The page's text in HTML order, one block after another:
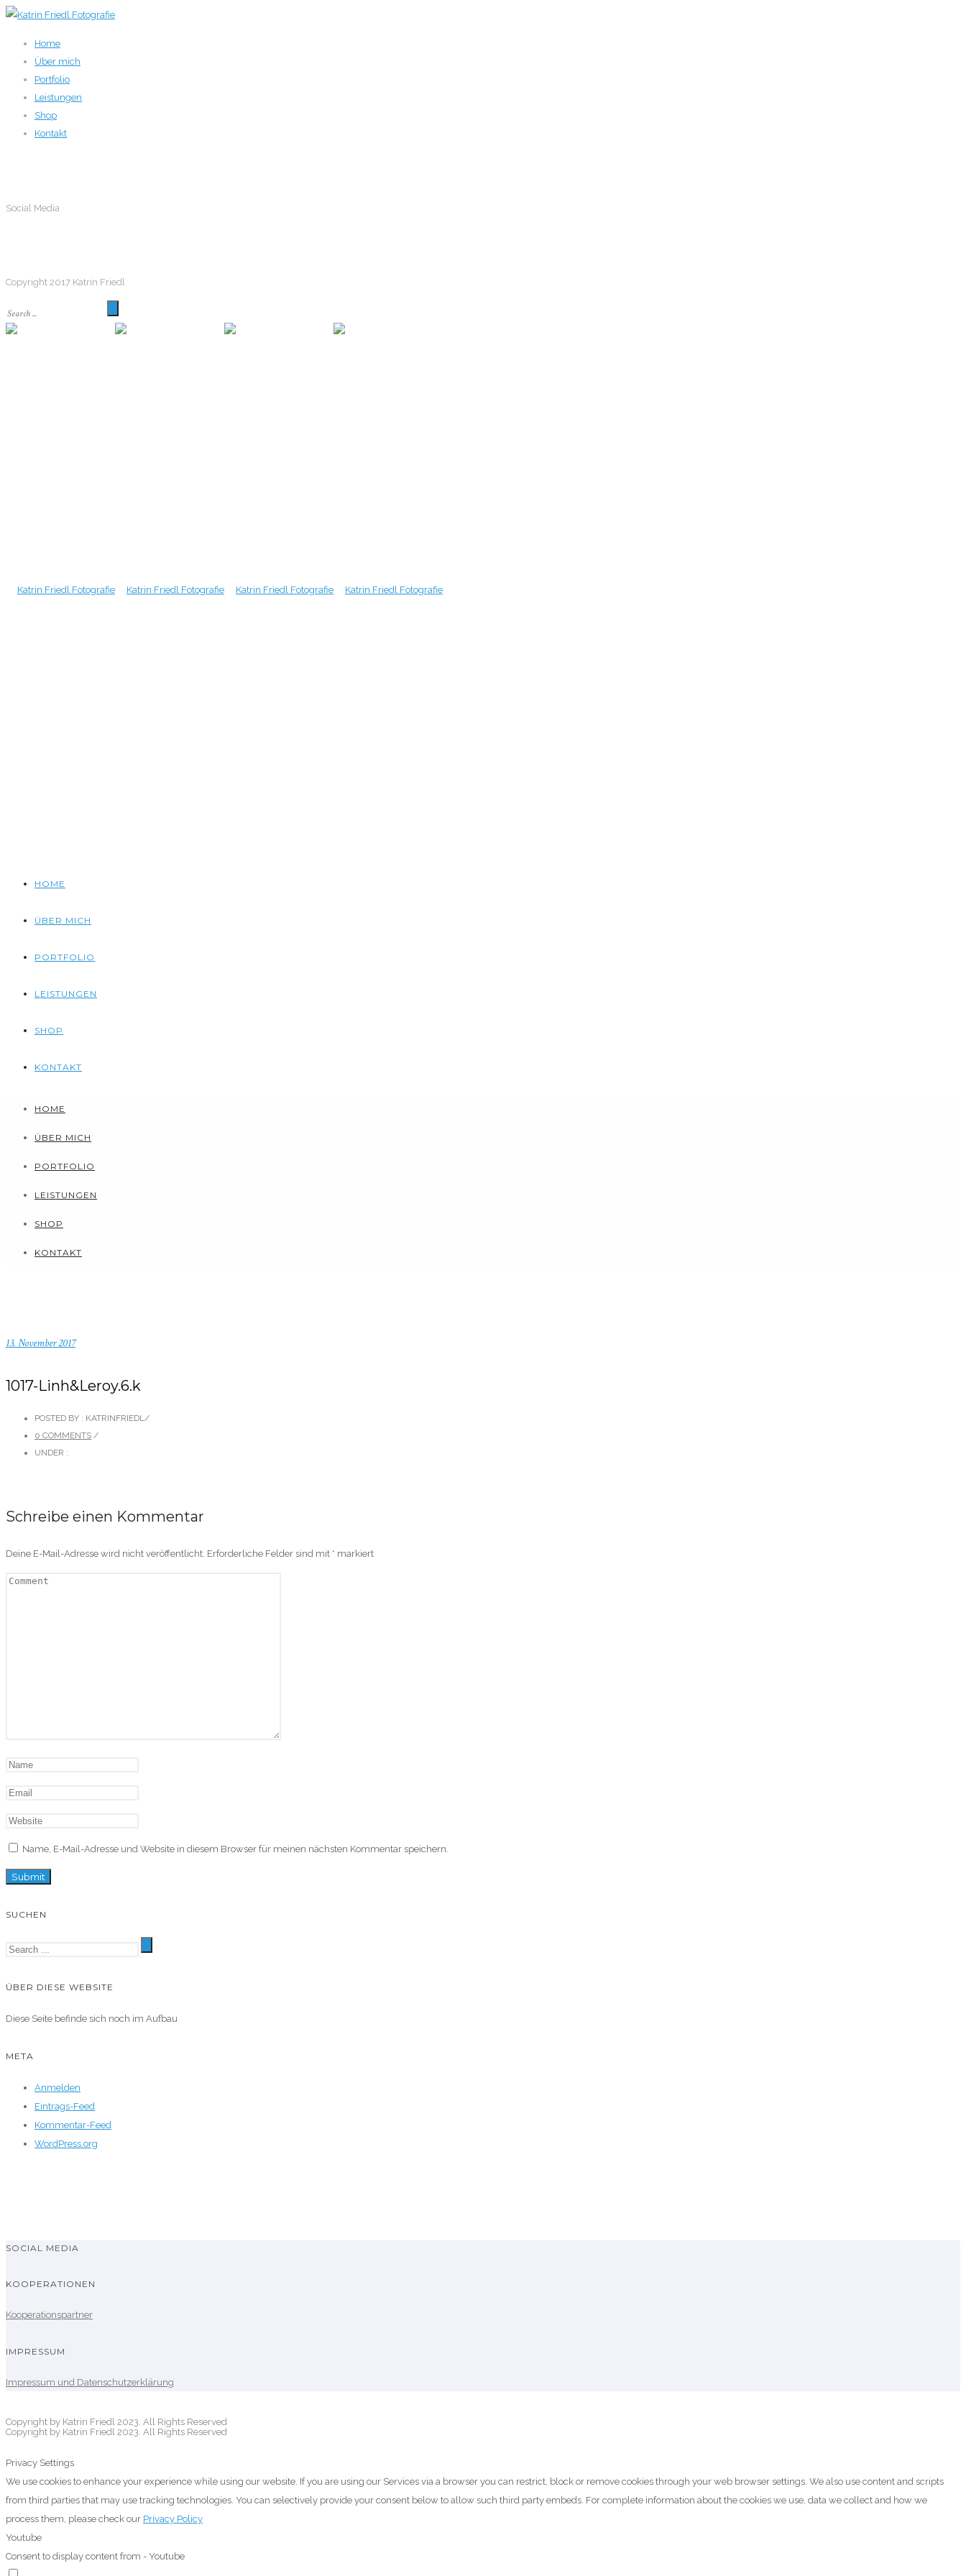
Home
Über mich
Portfolio
Leistungen
Shop
Kontakt
Social Media
Copyright 2017 Katrin Friedl
HOME
ÜBER MICH
PORTFOLIO
LEISTUNGEN
SHOP
KONTAKT
HOME
ÜBER MICH
PORTFOLIO
LEISTUNGEN
SHOP
KONTAKT
13. November 2017
1017-Linh&Leroy.6.k
POSTED BY : KATRINFRIEDL/
0 COMMENTS /
UNDER :
Schreibe einen Kommentar
Deine E-Mail-Adresse wird nicht veröffentlicht. Erforderliche Felder sind mit * markiert
Name, E-Mail-Adresse und Website in diesem Browser für meinen nächsten Kommentar speichern.
SUCHEN
ÜBER DIESE WEBSITE
Diese Seite befinde sich noch im Aufbau
META
Anmelden
Eintrags-Feed
Kommentar-Feed
WordPress.org
SOCIAL MEDIA
KOOPERATIONEN
Kooperationspartner
IMPRESSUM
Impressum und Datenschutzerklärung
Copyright by Katrin Friedl 2023. All Rights Reserved
Copyright by Katrin Friedl 2023. All Rights Reserved
Privacy Settings
We use cookies to enhance your experience while using our website. If you are using our Services via a browser you can restrict, block or remove cookies through your web browser settings. We also use content and scripts
from third parties that may use tracking technologies. You can selectively provide your consent below to allow such third party embeds. For complete information about the cookies we use, data we collect and how we
process them, please check our Privacy Policy
Youtube
Consent to display content from - Youtube